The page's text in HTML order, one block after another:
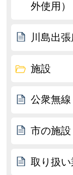
外使用）
川島出
施設
公衆無線
市の施設
取り扱